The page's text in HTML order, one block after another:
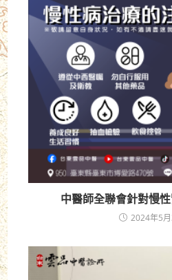
中醫師全聯會針對慢
2024年5